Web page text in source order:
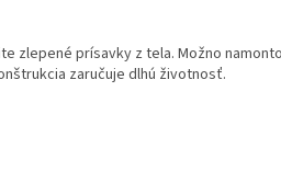
zlepené prísavky z tela. Možno
zaručuje dlhú životnosť.